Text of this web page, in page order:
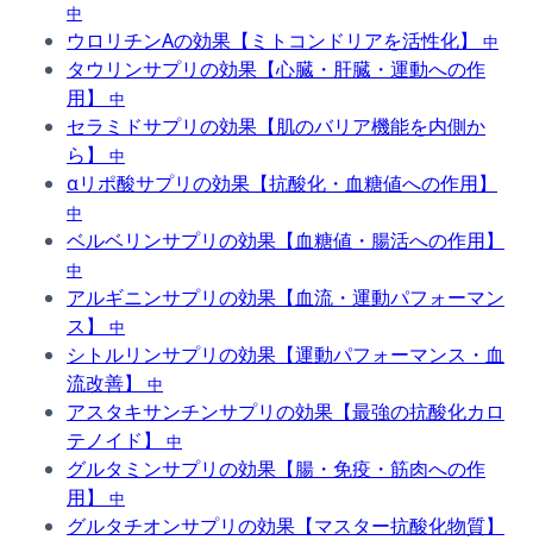
中
ウロリチンAの効果【ミトコンドリアを活性化】 中
タウリンサプリの効果【心臓・肝臓・運動への作
用】
中
セラミドサプリの効果【肌のバリア機能を内側か
ら】
中
αリポ酸サプリの効果【抗酸化・血糖値への作用】
中
ベルベリンサプリの効果【血糖値・腸活への作用】
中
アルギニンサプリの効果【血流・運動パフォーマン
ス】
中
シトルリンサプリの効果【運動パフォーマンス・血
流改善】
中
アスタキサンチンサプリの効果【最強の抗酸化カロ
テノイド】
中
グルタミンサプリの効果【腸・免疫・筋肉への作
用】
中
グルタチオンサプリの効果【マスター抗酸化物質】